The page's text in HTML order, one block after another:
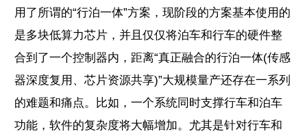
用了所谓的“行泊一体”方案，现阶段的方案基本使用的
是多块低算力芯片，并且仅仅将泊车和行车的硬件整
合到了一个控制器内，距离“真正融合的行泊一体(传感
器深度复用、芯片资源共享)”大规模量产还存在一系列
的难题和痛点。比如，一个系统同时支撑行车和泊车
功能，软件的复杂度将大幅增加。尤其是针对行车和